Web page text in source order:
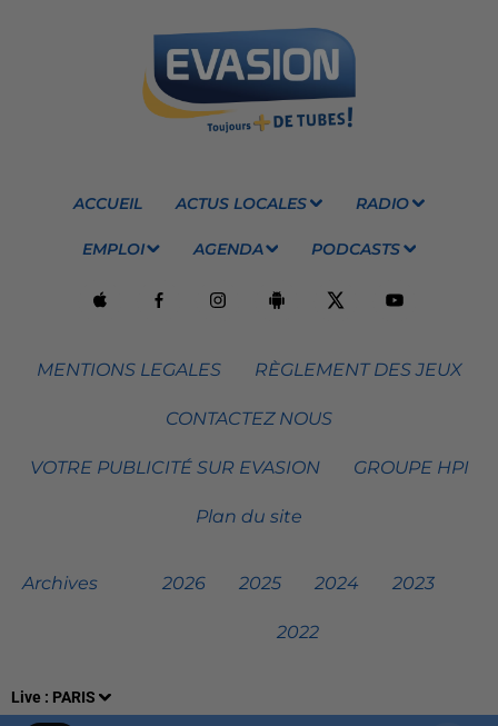
Live : PARIS
ACCUEIL ACTUS LOCALES RADIO
EMPLOI AGENDA PODCASTS
MENTIONS LEGALES RÈGLEMENT DES JEUX
CONTACTEZ NOUS
VOTRE PUBLICITÉ SUR EVASION GROUPE HPI
Plan du site
Archives 2026 2025 2024 2023
2022